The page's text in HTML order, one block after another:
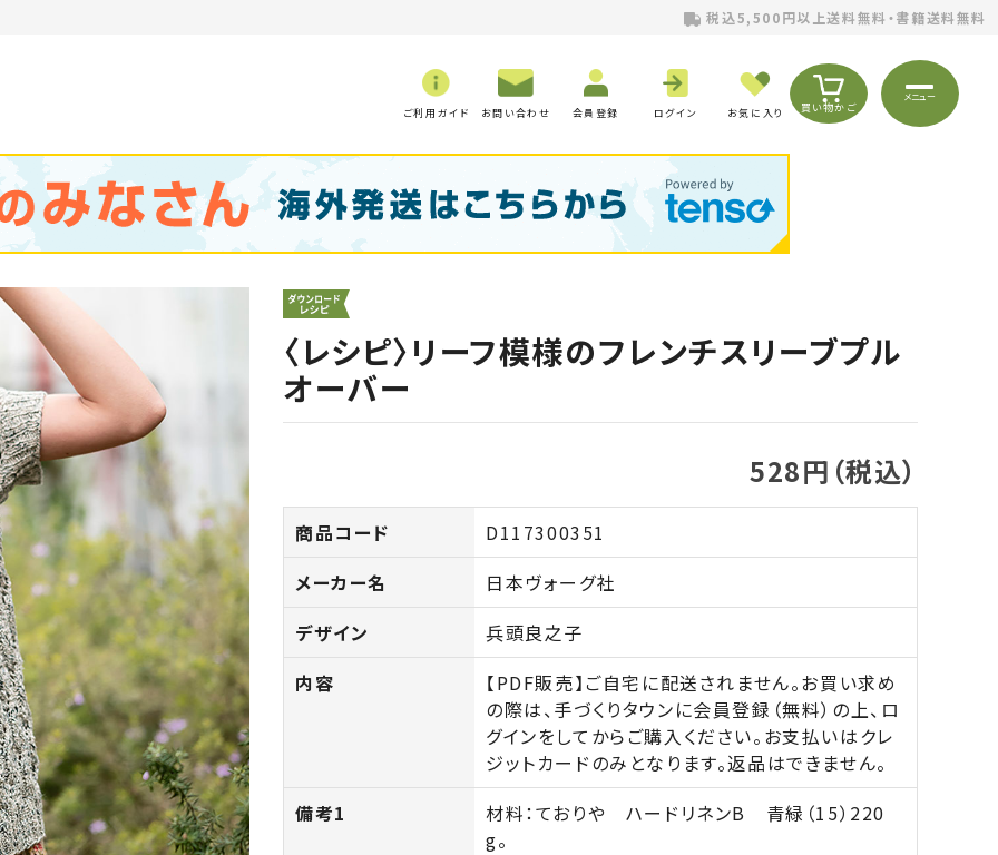
税込5,500円以上送料無料・書籍送料無料
ご利用ガイド お問い合わせ 会員登録 ログイン お気に入り 買い物かご
メニュー
〈レシピ〉リーフ模様のフレンチスリーブプル
オーバー
528円（税込）
商品コード
D117300351
メーカー名
日本ヴォーグ社
デザイン
兵頭良之子
内容
【PDF販売】ご自宅に配送されません。お買い求め
の際は、手づくりタウンに会員登録（無料）の上、ロ
グインをしてからご購入ください。お支払いはクレ
ジットカードのみとなります。返品はできません。
備考1
材料：ておりや ハードリネンB 青緑（15）220
g。